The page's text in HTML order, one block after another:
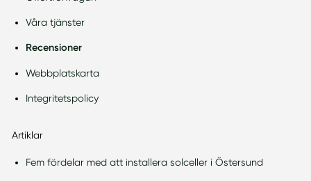
Våra tjänster
Recensioner
Webbplatskarta
Integritetspolicy
Artiklar
Fem fördelar med att installera solceller i Östersund